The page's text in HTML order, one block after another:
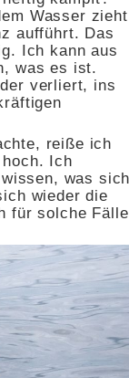
Wasser zieht
aufführt. Das
Ich kann aus
was es ist.
verliert, ins
reiße ich
Ich
was
wieder die
für solche Fälle